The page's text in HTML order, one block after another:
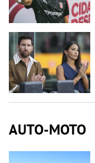
AUTO-MOTO